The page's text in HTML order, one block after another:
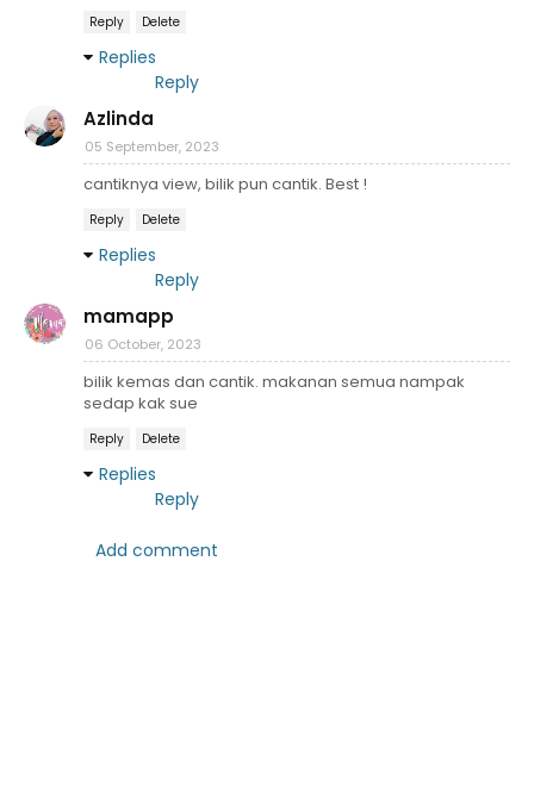
Reply Delete
Replies
Reply
Azlinda
05 September, 2023
cantiknya view, bilik pun cantik. Best !
Reply Delete
Replies
Reply
mamapp
06 October, 2023
bilik kemas dan cantik. makanan semua nampak
sedap kak sue
Reply Delete
Replies
Reply
Add comment